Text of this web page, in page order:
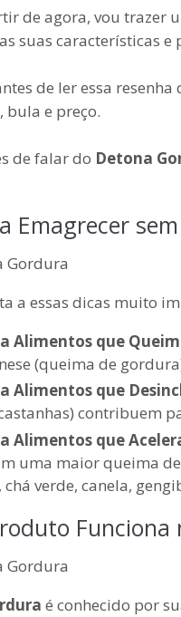
de agora, vou trazer
suas características
de ler essa
bula e preço.
de falar do Detona
Emagrecer
a essas dicas muito
Alimentos que
(queima de
Alimentos que
contribuem
Alimentos que
uma maior queima
verde, canela,
Funciona
é conhecido por